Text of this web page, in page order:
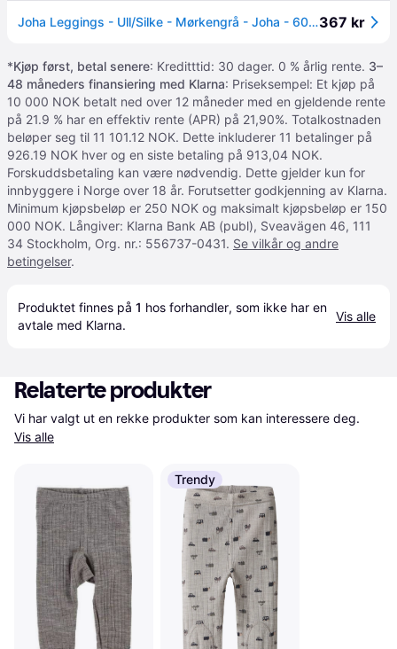
Joha Leggings - Ull/Silke - Mørkengrå - Joha - 60 - Leggings - Ull367 kr
*Kjøp først, betal senere: Kreditttid: 30 dager. 0 % årlig rente. 3–
48 måneders finansiering med Klarna: Priseksempel: Et kjøp på
10 000 NOK betalt ned over 12 måneder med en gjeldende rente
på 21.9 % har en effektiv rente (APR) på 21,90%. Totalkostnaden
beløper seg til 11 101.12 NOK. Dette inkluderer 11 betalinger på
926.19 NOK hver og en siste betaling på 913,04 NOK.
Forskuddsbetaling kan være nødvendig. Dette gjelder kun for
innbyggere i Norge over 18 år. Forutsetter godkjenning av Klarna.
Minimum kjøpsbeløp er 250 NOK og maksimalt kjøpsbeløp er 150
000 NOK. Långiver: Klarna Bank AB (publ), Sveavägen 46, 111
34 Stockholm, Org. nr.: 556737-0431. Se vilkår og andre
betingelser.
Produktet finnes på 1 hos forhandler, som ikke har en
avtale med Klarna.
Vis alle
Relaterte produkter
Vis alle
Trendy